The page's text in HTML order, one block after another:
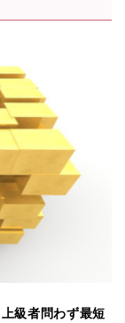
級者問わず最短